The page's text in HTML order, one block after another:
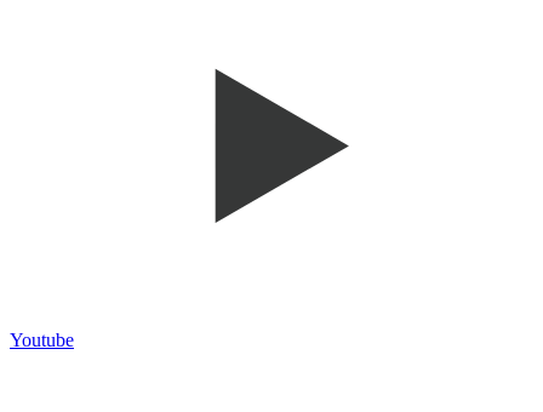
Youtube